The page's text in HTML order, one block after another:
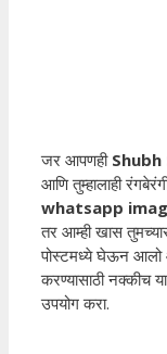
जर आपणही
आणि तुम्हालाही
whatsapp
तर आम्ही खास
पोस्टमध्ये घेऊन आलो
करण्यासाठी नक्कीच या
उपयोग करा.